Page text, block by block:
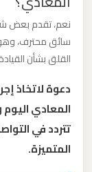
نعم، تقدم بعض
سائق محترف، وهو
القلق بشأن
دعوة لاتخاذ
المعادي
تتردد في
المتميزة.
العاصمة
الادارية
ليموزين
مطار
اكتوبر
ليموزين